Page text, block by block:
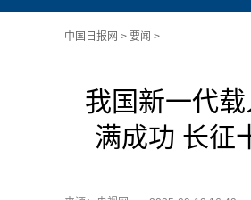
中国日报网 > 要闻 >
我国新一代
满成功 长征